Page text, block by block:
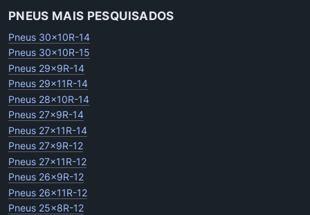
PNEUS MAIS PESQUISADOS
Pneus 30x10R-14
Pneus 30x10R-15
Pneus 29x9R-14
Pneus 29x11R-14
Pneus 28x10R-14
Pneus 27x9R-14
Pneus 27x11R-14
Pneus 27x9R-12
Pneus 27x11R-12
Pneus 26x9R-12
Pneus 26x11R-12
Pneus 25x8R-12